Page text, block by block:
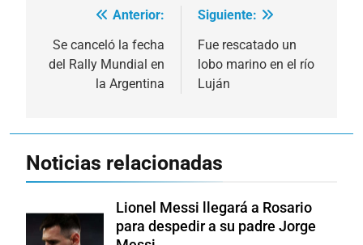
Navegación
de
entradas
Anterior:
Se canceló la fecha
del Rally Mundial en
la Argentina
Siguiente:
Fue rescatado un
lobo marino en el río
Luján
Noticias relacionadas
Lionel Messi llegará a Rosario
para despedir a su padre Jorge